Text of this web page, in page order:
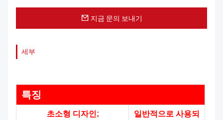
지금 문의 보내기
세부
특징
초소형 디자인;
일반적으로 사용되